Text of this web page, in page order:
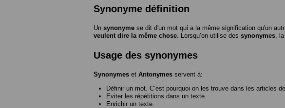
Synonyme définition
Un synonyme se dit d'un mot qui a la même signification qu'un
veulent dire la même chose . Lorsqu’on utilise des synonymes ,
Usage des synonymes
Synonymes et Antonymes servent à:
Définir un mot. C’est pourquoi on les trouve dans les articles de
Eviter les répétitions dans un texte.
Enrichir un texte.